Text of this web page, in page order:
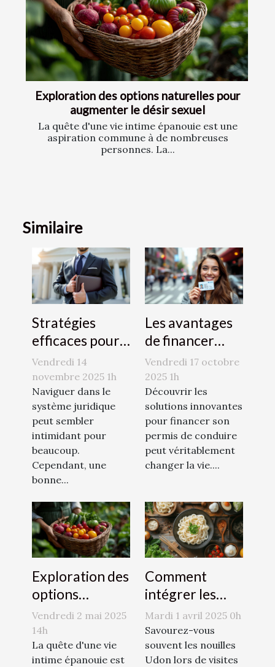
Exploration des options naturelles pour
augmenter le désir sexuel
La quête d'une vie intime épanouie est une
aspiration commune à de nombreuses
personnes. La...
Similaire
Stratégies
efficaces pour
naviguer dans
le système
juridique
Vendredi 14
novembre 2025 1h
Naviguer dans le
système juridique
peut sembler
intimidant pour
beaucoup.
Cependant, une
bonne...
Les avantages
de financer
votre permis de
conduire avec
le CPF
Vendredi 17 octobre
2025 1h
Découvrir les
solutions innovantes
pour financer son
permis de conduire
peut véritablement
changer la vie....
Exploration des
options
naturelles pour
augmenter le
désir sexuel
Vendredi 2 mai 2025
14h
La quête d'une vie
intime épanouie est
Comment
intégrer les
nouilles Udon
dans des plats
quotidiens
Mardi 1 avril 2025 0h
Savourez-vous
souvent les nouilles
Udon lors de visites